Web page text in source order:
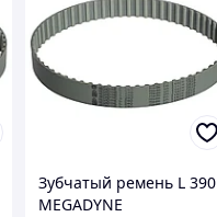
Зубчатый ремень L 390
MEGADYNE